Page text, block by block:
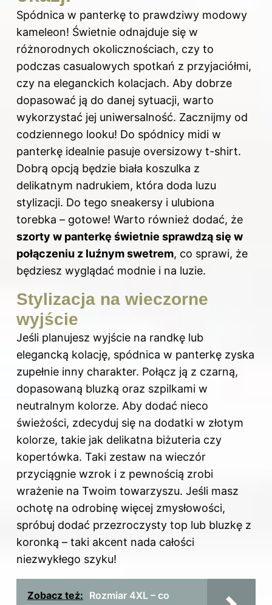
Spódnica w panterkę to prawdziwy modowy
kameleon! Świetnie odnajduje się w
różnorodnych okolicznościach, czy to
podczas casualowych spotkań z przyjaciółmi,
czy na eleganckich kolacjach. Aby dobrze
dopasować ją do danej sytuacji, warto
wykorzystać jej uniwersalność. Zacznijmy od
codziennego looku! Do spódnicy midi w
panterkę idealnie pasuje oversizowy t-shirt.
Dobrą opcją będzie biała koszulka z
delikatnym nadrukiem, która doda luzu
stylizacji. Do tego sneakersy i ulubiona
torebka – gotowe! Warto również dodać, że
szorty w panterkę świetnie sprawdzą się w
połączeniu z luźnym swetrem, co sprawi, że
będziesz wyglądać modnie i na luzie.
Stylizacja na wieczorne
wyjście
Jeśli planujesz wyjście na randkę lub
elegancką kolację, spódnica w panterkę zyska
zupełnie inny charakter. Połącz ją z czarną,
dopasowaną bluzką oraz szpilkami w
neutralnym kolorze. Aby dodać nieco
świeżości, zdecyduj się na dodatki w złotym
kolorze, takie jak delikatna biżuteria czy
kopertówka. Taki zestaw na wieczór
przyciągnie wzrok i z pewnością zrobi
wrażenie na Twoim towarzyszu. Jeśli masz
ochotę na odrobinę więcej zmysłowości,
spróbuj dodać przezroczysty top lub bluzkę z
koronką – taki akcent nada całości
niezwykłego szyku!
Zobacz też: Rozmiar 4XL – co